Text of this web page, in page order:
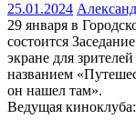
25.01.2024
29 января в
состоится
экране для
названием
он нашел там».
Ведущая